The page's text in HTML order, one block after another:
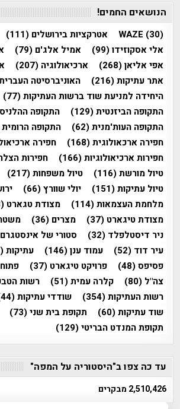
הנושאים החמים!
WAZE (30) אטרקציות בירושלים (111)
אלי אסקוזידו(99) אמיל אלג'ם (79)
אפי אליאן(268) ארכיאולוגיה (207)
אתר עתיקות(216) האוניברסיטה
היחידה למניעת שוד ברשות העתיקות(77)
התקופה הביזנטית(129) התקופה
התקופה העות'מנית(62) התקופה הרומית
חפירה ארכאולוגית(168) חפירה
חפירות ארכיאולוגיות(166) חפירות
טיול מורשת(116) טיול משפחות(217)
טיול עתיקות(151) יולי שוורץ(66)
מלחמת העצמאות(114) מצודת טגארט (33)
מצודת טיגארט (37) מצרים (36)
ניר דיסטלפלד (32) סטורי של אינסטגרם
עיר דוד (52) עמוד ענן(146) עתיקות(183)
פסיפס(48) פרויקט טיגארט (37)
צה"ל (80) קלרה עמית(51) רשות
רשות העתיקות(354) שודדי עתיקות(44)
שוד עתיקות(60) תקופת בית שני(73)
תקופת המנדט הבריטי(129)
עד כה צפו ב"היסטוריה על המפה"
2,510,426 מבקרים